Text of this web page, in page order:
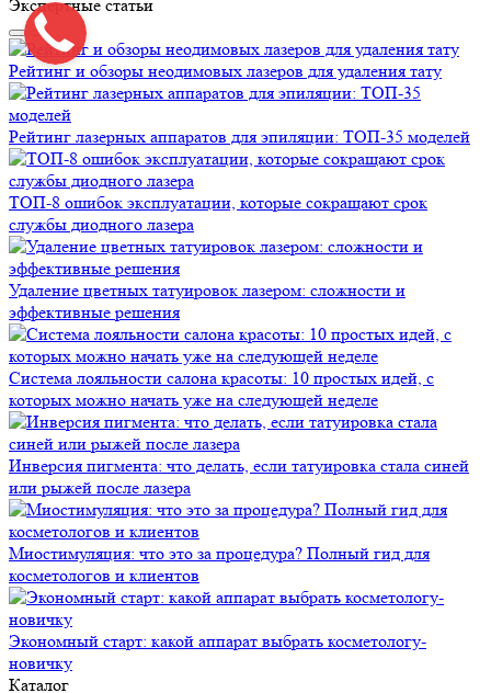
Экспертные статьи
Рейтинг и обзоры неодимовых лазеров для удаления тату
Рейтинг лазерных аппаратов для эпиляции: ТОП-35 моделей
ТОП-8 ошибок эксплуатации, которые сокращают срок
службы диодного лазера
Удаление цветных татуировок лазером: сложности и
эффективные решения
Система лояльности салона красоты: 10 простых идей, с
которых можно начать уже на следующей неделе
Инверсия пигмента: что делать, если татуировка стала синей
или рыжей после лазера
Миостимуляция: что это за процедура? Полный гид для
косметологов и клиентов
Экономный старт: какой аппарат выбрать косметологу-
новичку
Каталог